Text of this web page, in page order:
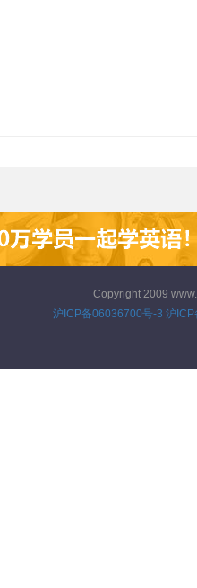
Copyright 2009
沪ICP备06036700号-3 沪